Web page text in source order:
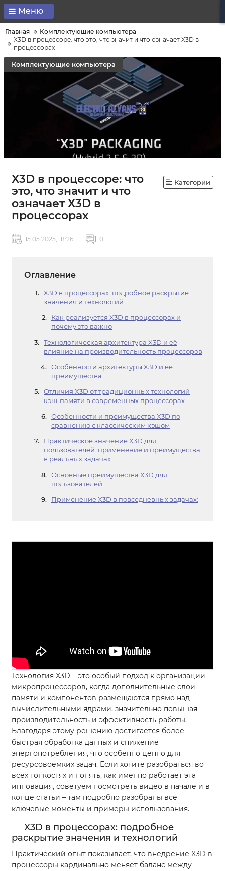
Меню
Главная
Комплектующие компьютера
X3D в процессоре: что это, что значит и что означает X3D в
процессорах
Комплектующие компьютера
X3D в процессоре: что
это, что значит и что
означает X3D в
процессорах
Категории
15 05 2025, 18:26 0
Оглавление
X3D в процессорах: подробное раскрытие
значения и технологий
Как реализуется X3D в процессорах и
почему это важно
Технологическая архитектура X3D и её
влияние на производительность процессоров
Особенности архитектуры X3D и её
преимущества
Отличия X3D от традиционных технологий
кэш-памяти в современных процессорах
Особенности и преимущества X3D по
сравнению с классическим кэшом
Практическое значение X3D для
пользователей: применение и преимущества
в реальных задачах
Основные преимущества X3D для
пользователей:
Применение X3D в повседневных задачах:
Технология X3D – это особый подход к организации
микропроцессоров, когда дополнительные слои
памяти и компонентов размещаются прямо над
вычислительными ядрами, значительно повышая
производительность и эффективность работы.
Благодаря этому решению достигается более
быстрая обработка данных и снижение
энергопотребления, что особенно ценно для
ресурсовоемких задач. Если хотите разобраться во
всех тонкостях и понять, как именно работает эта
инновация, советуем посмотреть видео в начале и в
конце статьи – там подробно разобраны все
ключевые моменты и примеры использования.
X3D в процессорах: подробное
раскрытие значения и технологий
Практический опыт показывает, что внедрение X3D в
процессоры кардинально меняет баланс между